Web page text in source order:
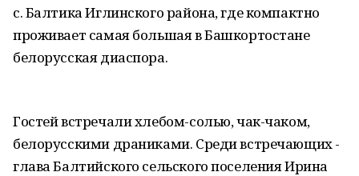
с. Балтика Иглинского района, где компактно
проживает самая большая в Башкортостане
белорусская диаспора.
Гостей встречали хлебом-солью, чак-чаком,
белорусскими драниками. Среди встречающих -
глава Балтийского сельского поселения Ирина